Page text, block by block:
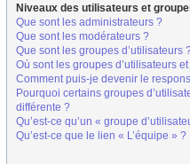
Niveaux des utilisateurs et
Que sont les administrateurs ?
Que sont les modérateurs ?
Que sont les groupes d’utilisateurs
Où sont les groupes d’utilisateurs
Comment puis-je devenir le
Pourquoi certains groupes
différente ?
Qu’est-ce qu’un « groupe
Qu’est-ce que le lien « L’équipe » ?